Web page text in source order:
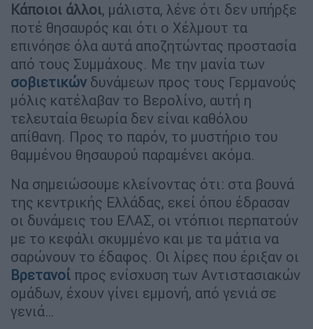
Κάποιοι άλλοι, μάλιστα, λένε ότι δεν υπήρξε
ποτέ θησαυρός και ότι ο Χέλμουτ τα
επινόησε όλα αυτά αποζητώντας προστασία
από τους Συμμάχους. Με την μανία των
σοβιετικώνδυνάμεων προς τους Γερμανούς
μόλις κατέλαβαν το Βερολίνο, αυτή η
τελευταία θεωρία δεν είναι καθόλου
απίθανη. Προς το παρόν, το μυστήριο του
θαμμένου θησαυρού παραμένει ακόμα.
Να σημειώσουμε κλείνοντας ότι: στα βουνά
της κεντρικής Ελλάδας, εκεί όπου έδρασαν
οι δυνάμεις του ΕΛΑΣ, οι ντόπιοι περπατούν
με το κεφάλι σκυμμένο και με τα μάτια να
σαρώνουν το έδαφος. Οι λίρες που έριξαν οι
Βρετανοί προς ενίσχυση των Αντιστασιακών
ομάδων, έχουν γίνει εμμονή, από γενιά σε
γενιά…